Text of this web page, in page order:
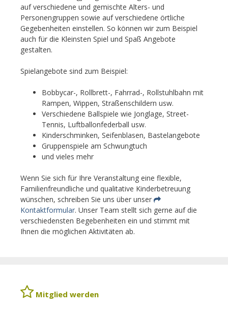
auf verschiedene und gemischte Alters- und
Personengruppen sowie auf verschiedene örtliche
Gegebenheiten einstellen. So können wir zum Beispiel
auch für die Kleinsten Spiel und Spaß Angebote
gestalten.
Spielangebote sind zum Beispiel:
Bobbycar-, Rollbrett-, Fahrrad-, Rollstuhlbahn mit
Rampen, Wippen, Straßenschildern usw.
Verschiedene Ballspiele wie Jonglage, Street-
Tennis, Luftballonfederball usw.
Kinderschminken, Seifenblasen, Bastelangebote
Gruppenspiele am Schwungtuch
und vieles mehr
Wenn Sie sich für Ihre Veranstaltung eine flexible,
Familienfreundliche und qualitative Kinderbetreuung
wünschen, schreiben Sie uns über unser
Kontaktformular. Unser Team stellt sich gerne auf die
verschiedensten Begebenheiten ein und stimmt mit
Ihnen die möglichen Aktivitäten ab.
Mitglied werden